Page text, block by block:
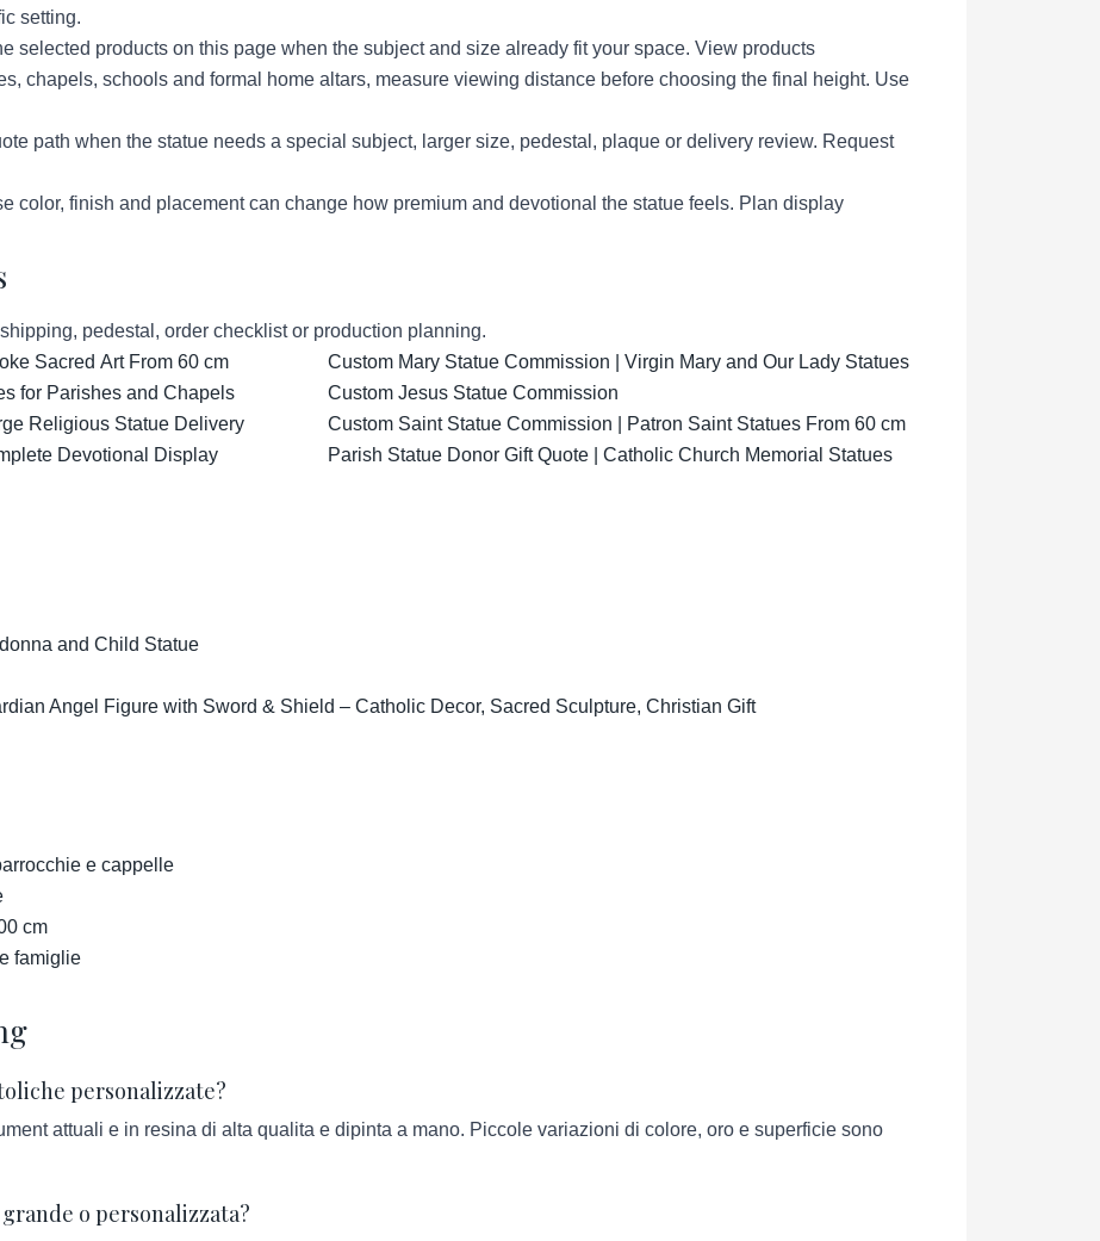
setting.
selected products on this page when the subject and size already fit your space. View products
chapels, schools and formal home altars, measure viewing distance before choosing the final height. Use
path when the statue needs a special subject, larger size, pedestal, plaque or delivery review. Request
color, finish and placement can change how premium and devotional the statue feels. Plan display
pedestal, order checklist or production planning.
Sacred Art From 60 cm
for Parishes and Chapels
Religious Statue Delivery
Devotional Display
Custom Mary Statue Commission | Virgin Mary and Our Lady Statues
Custom Jesus Statue Commission
Custom Saint Statue Commission | Patron Saint Statues From 60 cm
Parish Statue Donor Gift Quote | Catholic Church Memorial Statues
and Child Statue
Angel Figure with Sword & Shield – Catholic Decor, Sacred Sculpture, Christian Gift
e cappelle
cm
famiglie
personalizzate?
attuali e in resina di alta qualita e dipinta a mano. Piccole variazioni di colore, oro e superficie sono
o personalizzata?